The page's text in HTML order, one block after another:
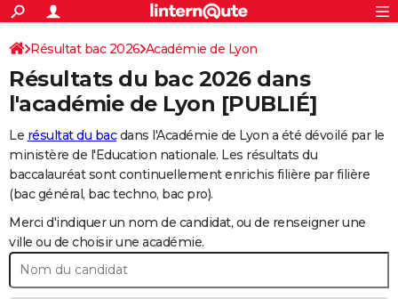
ACTUALITÉS
Politique
Société
Faits Divers
Education
Monde
Villes
+
SPORT
Coupe du monde 2026
Football
Tennis
Cyclisme
Rugby
Forum
CULTURE
FINANCE
Retraite
Impôts
Epargne
Immobilier
Risques naturels par ville
Banque
Assurance
Crédit
Essais
Réserver un essai
Citadines
Berlines
SUV
Forum auto
+
HIGH-TECH
Mobiles
Meilleur smartphone
Internet
Ordinateurs
Jeux vidéo
Guide high-tech
+
BRICOLAGE
Forum
Aménagement intérieur
Extérieur
Cuisine
Salle de bains
Jardinage
Rangement
WEEK-END
S'inscrire
Connexion
Résultat bac 2026 Académie de Lyon
Résultats du bac 2026 dans
l'académie de Lyon [PUBLIÉ]
Le résultat du bacdans l'Académie de Lyon a été dévoilé par le
ministère de l'Education nationale. Les résultats du
baccalauréat sont continuellement enrichis filière par filière
(bac général, bac techno, bac pro).
Merci d'indiquer un nom de candidat, ou de renseigner une
ville ou de choisir une académie.